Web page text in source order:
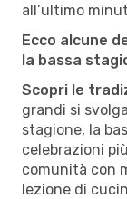
all’ultimo
Ecco alcune
la bassa
Scopri le
grandi si
stagione, la
celebrazioni
comunità con
lezione di